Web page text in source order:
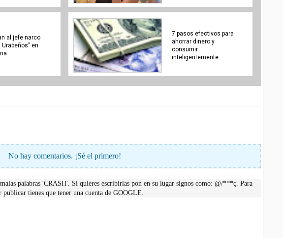
al jefe narco
Urabeños" en
7 pasos efectivos para
ahorrar dinero y
consumir
inteligentemente
No hay comentarios. ¡Sé el primero!
palabras 'CRASH'. Si quieres escribirlas pon en su lugar signos como: @/***ç. Para
publicar tienes que tener una cuenta de GOOGLE.